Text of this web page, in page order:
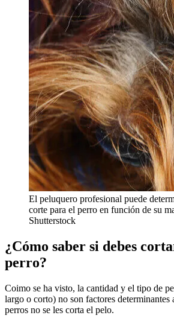
El peluquero profesional puede
corte para el perro en función de su
Shutterstock
¿Cómo saber si debes
perro?
Coimo se ha visto, la cantidad y el tipo de
largo o corto) no son factores determinantes
perros no se les corta el pelo.